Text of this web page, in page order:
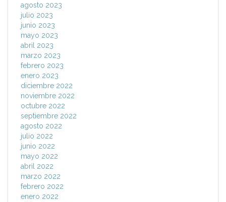
agosto 2023
julio 2023
junio 2023
mayo 2023
abril 2023
marzo 2023
febrero 2023
enero 2023
diciembre 2022
noviembre 2022
octubre 2022
septiembre 2022
agosto 2022
julio 2022
junio 2022
mayo 2022
abril 2022
marzo 2022
febrero 2022
enero 2022